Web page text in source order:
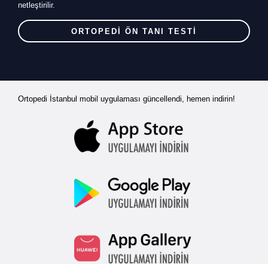
netleştirilir.
ORTOPEDİ ÖN TANI TESTİ
Ortopedi İstanbul mobil uygulaması güncellendi, hemen indirin!